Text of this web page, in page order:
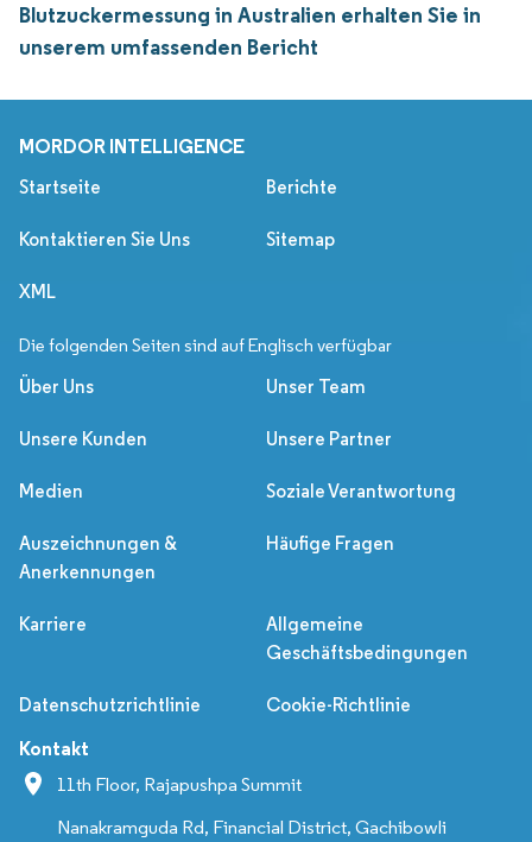
Blutzuckermessung in Australien erhalten Sie in
unserem umfassenden Bericht
MORDOR INTELLIGENCE
Startseite Berichte
Kontaktieren Sie Uns Sitemap
XML
Die folgenden Seiten sind auf Englisch verfügbar
Über Uns Unser Team
Unsere Kunden Unsere Partner
Medien Soziale Verantwortung
Auszeichnungen &
Anerkennungen
Häufige Fragen
Karriere
Allgemeine
Geschäftsbedingungen
Datenschutzrichtlinie Cookie-Richtlinie
Kontakt
11th Floor, Rajapushpa Summit
Nanakramguda Rd, Financial District, Gachibowli